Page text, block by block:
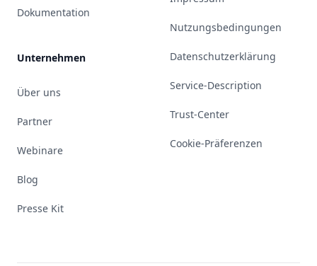
Dokumentation
Unternehmen
Über uns
Partner
Webinare
Blog
Presse Kit
Nutzungsbedingungen
Datenschutzerklärung
Service-Description
Trust-Center
Cookie-Präferenzen